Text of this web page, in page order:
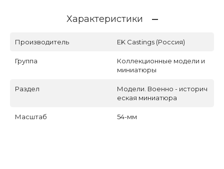
Характеристики
Производитель EK Castings (Россия)
Группа
Коллекционные модели и
миниатюры
Раздел
Модели. Военно - историч
еская миниатюра
Масштаб 54-мм